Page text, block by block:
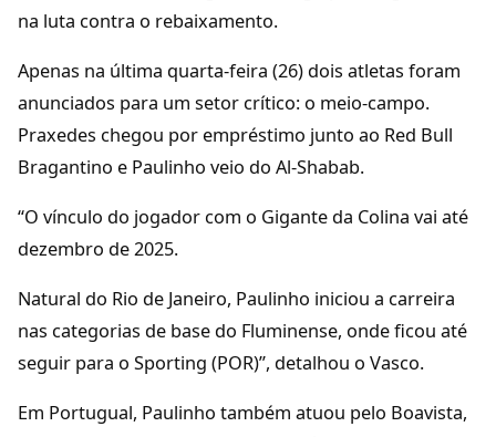
na luta contra o rebaixamento.
Apenas na última quarta-feira (26) dois atletas foram
anunciados para um setor crítico: o meio-campo.
Praxedes chegou por empréstimo junto ao Red Bull
Bragantino e Paulinho veio do Al-Shabab.
“O vínculo do jogador com o Gigante da Colina vai até
dezembro de 2025.
Natural do Rio de Janeiro, Paulinho iniciou a carreira
nas categorias de base do Fluminense, onde ficou até
seguir para o Sporting (POR)”, detalhou o Vasco.
Em Portugual, Paulinho também atuou pelo Boavista,